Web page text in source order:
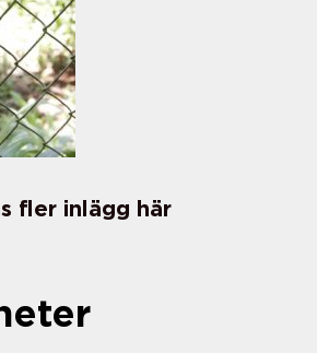
fler inlägg här